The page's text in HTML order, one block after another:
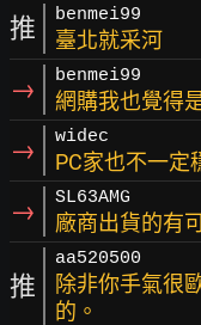
推 benmei99
臺北就采河
→ benmei99
網購我也覺得
→ widec
PC家也不一定
→ SL63AMG
廠商出貨的有
推
aa520500
除非你手氣很
的。